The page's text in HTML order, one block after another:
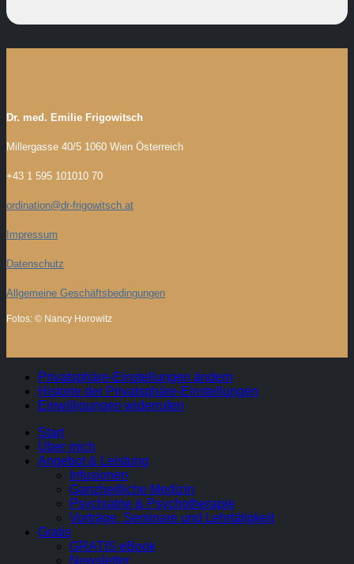
Dr. med. Emilie Frigowitsch
Millergasse 40/5 1060 Wien Österreich
+43 1 595 101010 70
ordination@dr-frigowitsch.at
Impressum
Datenschutz
Allgemeine Geschäftsbedingungen
Fotos: © Nancy Horowitz
Privatsphäre-Einstellungen ändern
Historie der Privatsphäre-Einstellungen
Einwilligungen widerrufen
Start
Über mich
Angebot & Leistung
Infusionen
Ganzheitliche Medizin
Psychiatrie & Psychotherapie
Vorträge, Seminare und Lehrtätigkeit
Gratis
GRATIS eBook
Newsletter